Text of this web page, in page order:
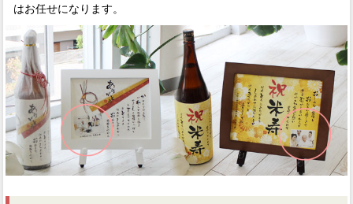
はお任せになります。